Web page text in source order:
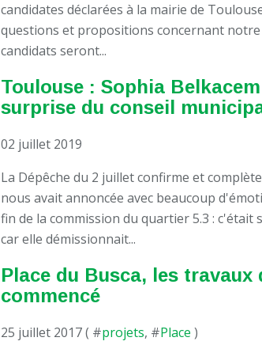
candidates déclarées à la mairie de
questions et propositions concernant
candidats seront...
Toulouse : Sophia
surprise du conseil
02 juillet 2019
La Dépêche du 2 juillet confirme et
nous avait annoncée avec beaucoup
fin de la commission du quartier 5.3 :
car elle démissionnait...
Place du Busca, les
commencé
25 juillet 2017 ( #projets, #Place )